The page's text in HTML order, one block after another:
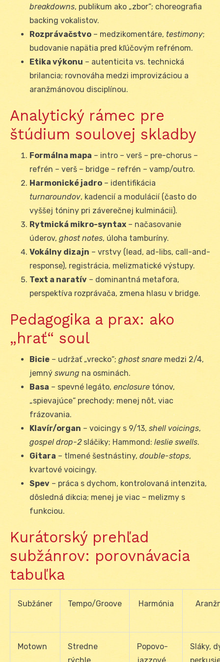
breakdowns, publikum ako „zbor“; choreografia
backing vokalistov.
Rozprávačstvo – medzikomentáre, testimony;
budovanie napätia pred kľúčovým refrénom.
Etika výkonu – autenticita vs. technická
brilancia; rovnováha medzi improvizáciou a
aranžmánovou disciplínou.
Analytický rámec pre
štúdium soulovej skladby
Formálna mapa – intro – verš – pre-chorus –
refrén – verš – bridge – refrén – vamp/outro.
Harmonické jadro – identifikácia
turnaroundov, kadencií a modulácií (často do
vyššej tóniny pri záverečnej kulminácii).
Rytmická mikro-syntax – načasovanie
úderov, ghost notes, úloha tamburíny.
Vokálny dizajn – vrstvy (lead, ad-libs, call-and-
response), registrácia, melizmatické výstupy.
Text a naratív – dominantná metafora,
perspektíva rozprávača, zmena hlasu v bridge.
Pedagogika a prax: ako
„hrať“ soul
Bicie – udržať „vrecko“; ghost snare medzi 2/4,
jemný swung na osminách.
Basa – spevné legáto, enclosure tónov,
„spievajúce“ prechody; menej nôt, viac
frázovania.
Klavír/organ – voicingy s 9/13, shell voicings,
gospel drop-2sláčiky; Hammond: leslie swells.
Gitara – tlmené šestnástiny, double-stops,
kvartové voicingy.
Spev – práca s dychom, kontrolovaná intenzita,
dôsledná dikcia; menej je viac – melizmy s
funkciou.
Kurátorský prehľad
subžánrov: porovnávacia
tabuľka
Subžáner Tempo/Groove Harmónia
Motown
Stredne
Popovo-
Sláky,